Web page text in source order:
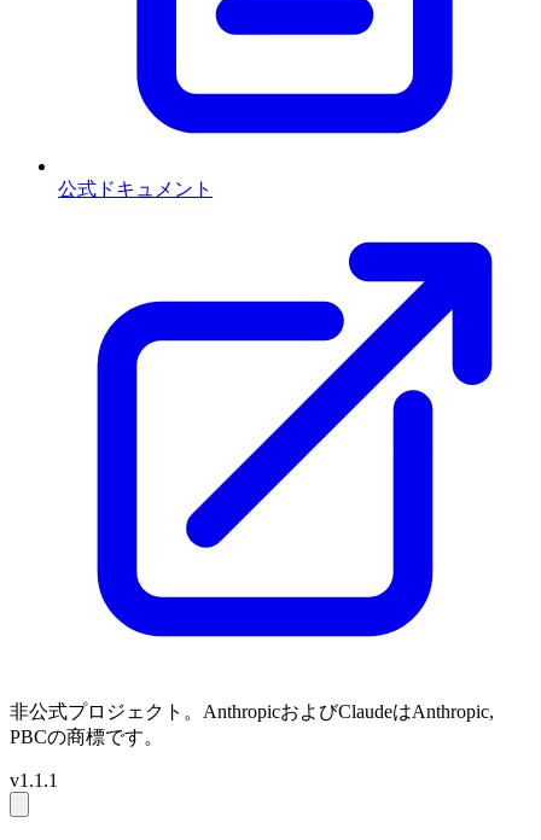
公式ドキュメント
非公式プロジェクト。AnthropicおよびClaudeはAnthropic,
PBCの商標です。
v1.1.1